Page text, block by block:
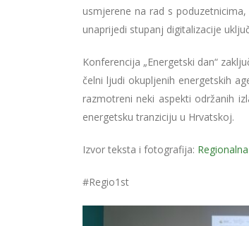
usmjerene na rad s
unaprijedi stupanj digitalizacije
Konferencija „Energetski dan“
čelni ljudi okupljenih energetskih
razmotreni neki aspekti održanih
energetsku tranziciju u Hrvatskoj.
Izvor teksta i fotografija:
#Regio1st